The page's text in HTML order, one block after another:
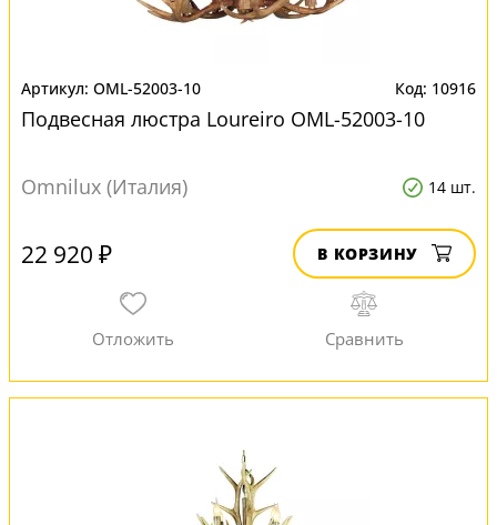
OML-52003-10 10916
Подвесная люстра Loureiro OML-52003-10
Omnilux (Италия) 14 шт.
22 920 ₽ В КОРЗИНУ